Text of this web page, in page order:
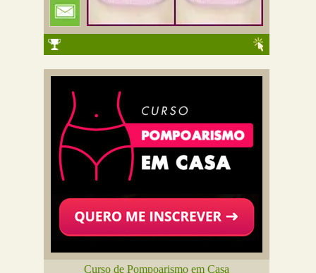
Curso de Pompoarismo em Casa